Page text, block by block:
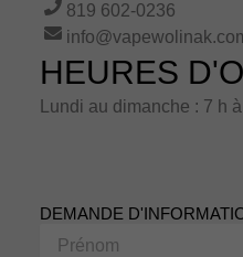
819 602-0236
HEURES
Lundi au dimanche : 7 h
DEMANDE
Prénom